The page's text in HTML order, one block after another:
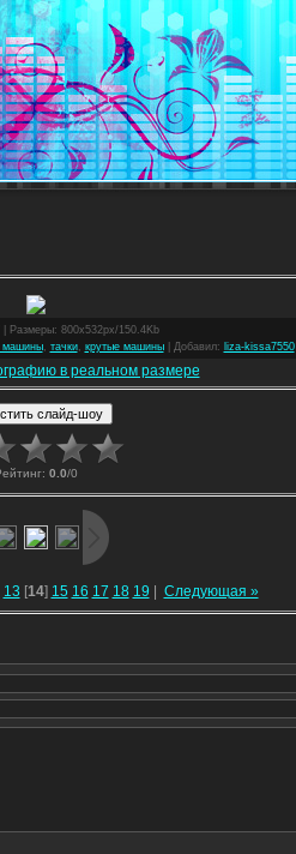
Размеры: 800x532px/150.4Kb
машины, тачки, крутые машины| Добавил: liza-kissa7550
в реальном размере
: 0.0/0
13 [14] 15 16 17 18 19 | Следующая »